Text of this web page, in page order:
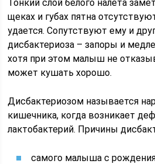
Тонкий слой белого налета
щеках и губах пятна
удается. Сопутствуют ему и
дисбактериоза – запоры и
хотя при этом малыш не
может кушать хорошо.
Дисбактериозом называется
кишечника, когда возникает
лактобактерий. Причины
самого малыша с